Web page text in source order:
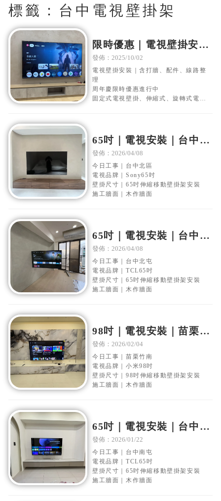
標籤：台中電視壁掛架
限時優惠｜電視壁掛安裝
｜含打牆、配件、線路整
理
發佈：2025/10/02
電視壁掛安裝｜含打牆、配件、線路整
理
周年慶限時優惠進行中
固定式電視壁掛、伸縮式、旋轉式電視
65吋｜電視安裝｜台中北
區｜木作電視牆｜移動伸
縮壁掛架安裝
發佈：2026/04/08
今日工事｜台中北區
電視品牌｜Sony65吋
壁掛尺寸｜65吋伸縮移動壁掛架安裝
施工牆面｜木作牆面
65吋｜電視安裝｜台中北
屯｜木作電視牆｜移動伸
縮壁掛架安裝
發佈：2026/04/08
今日工事｜台中北屯
電視品牌｜TCL65吋
壁掛尺寸｜65吋伸縮移動壁掛架安裝
施工牆面｜木作牆面
98吋｜電視安裝｜苗栗竹
南｜木作電視牆｜移動伸
縮壁掛架安裝
發佈：2026/02/04
今日工事｜苗栗竹南
電視品牌｜小米98吋
壁掛尺寸｜98吋伸縮移動壁掛架安裝
施工牆面｜木作牆面
65吋｜電視安裝｜台中南
屯｜木作電視牆｜移動伸
縮壁掛架安裝
發佈：2026/01/22
今日工事｜台中南屯
電視品牌｜TCL65吋
壁掛尺寸｜65吋伸縮移動壁掛架安裝
施工牆面｜木作牆面